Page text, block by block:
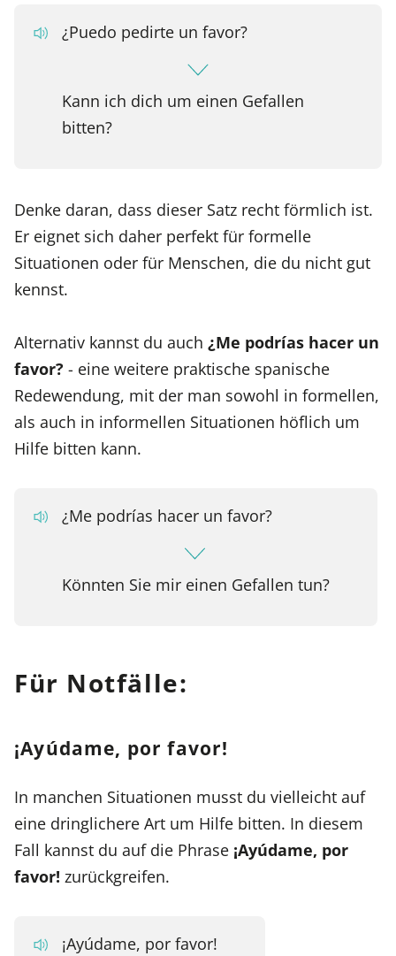
¿Puedo pedirte un favor?
Kann ich dich um einen Gefallen
bitten?
Denke daran, dass dieser Satz recht förmlich ist.
Er eignet sich daher perfekt für formelle
Situationen oder für Menschen, die du nicht gut
kennst.
Alternativ kannst du auch ¿Me podrías hacer un
favor? - eine weitere praktische spanische
Redewendung, mit der man sowohl in formellen,
als auch in informellen Situationen höflich um
Hilfe bitten kann.
¿Me podrías hacer un favor?
Könnten Sie mir einen Gefallen tun?
Für Notfälle:
¡Ayúdame, por favor!
In manchen Situationen musst du vielleicht auf
eine dringlichere Art um Hilfe bitten. In diesem
Fall kannst du auf die Phrase ¡Ayúdame, por
favor! zurückgreifen.
¡Ayúdame, por favor!